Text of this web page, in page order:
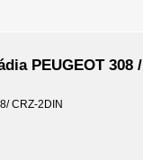
PEUGEOT 308 /
CRZ-2DIN